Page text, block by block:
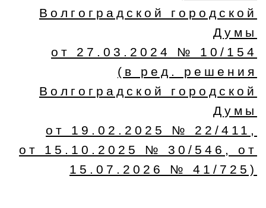
Волгоградской городской
Думы
от 27.03.2024 № 10/154
(в ред. решения
Волгоградской городской
Думы
от 19.02.2025 № 22/411,
от 15.10.2025 № 30/546, от
15.07.2026 № 41/725)